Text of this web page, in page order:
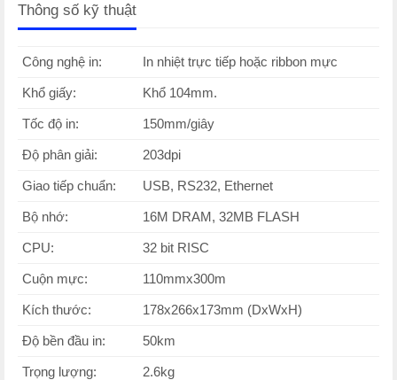
Thông số kỹ thuật
Công nghệ in: In nhiệt trực tiếp hoặc ribbon mực
Khổ giấy: Khổ 104mm.
Tốc độ in: 150mm/giây
Độ phân giải: 203dpi
Giao tiếp chuẩn: USB, RS232, Ethernet
Bộ nhớ: 16M DRAM, 32MB FLASH
CPU: 32 bit RISC
Cuộn mực: 110mmx300m
Kích thước: 178x266x173mm (DxWxH)
Độ bền đầu in: 50km
Trọng lượng: 2.6kg